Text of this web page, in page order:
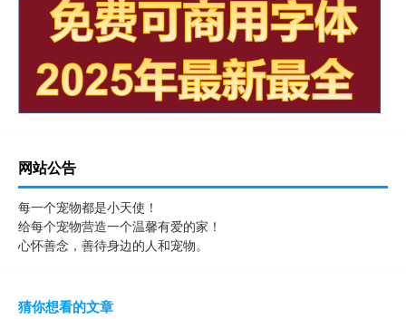
网站公告
每一个宠物都是小天使！
给每个宠物营造一个温馨有爱的家！
心怀善念，善待身边的人和宠物。
猜你想看的文章